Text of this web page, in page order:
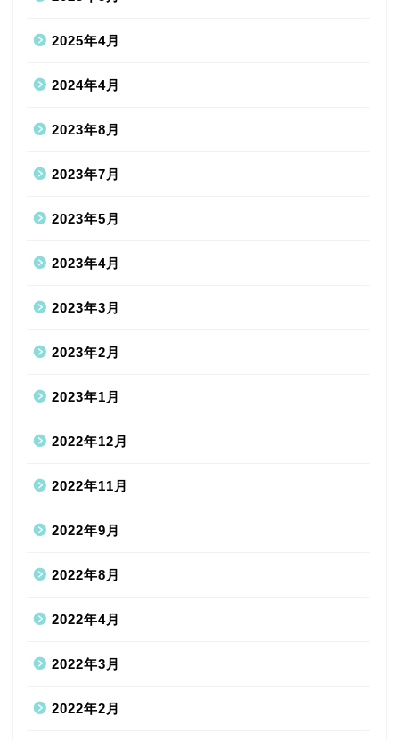
2025年4月
2024年4月
2023年8月
2023年7月
2023年5月
2023年4月
2023年3月
2023年2月
2023年1月
2022年12月
2022年11月
2022年9月
2022年8月
2022年4月
2022年3月
2022年2月